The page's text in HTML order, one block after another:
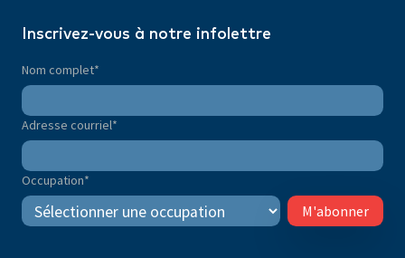
Inscrivez-vous à notre infolettre
Nom complet*
Adresse courriel*
Occupation*
M'abonner